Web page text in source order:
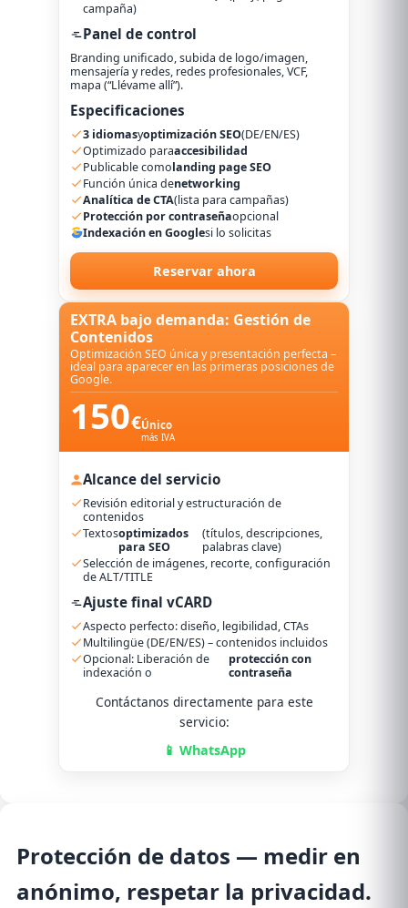
campaña)
Panel de control
Branding unificado, subida de logo/imagen,
mensajería y redes, redes profesionales, VCF,
mapa (“Llévame allí”).
Especificaciones
3 idiomasyoptimización SEO(DE/EN/ES)
Optimizado paraaccesibilidad
Publicable comolanding page SEO
Función única denetworking
Analítica de CTA(lista para campañas)
Protección por contraseñaopcional
Indexación en Googlesi lo solicitas
Reservar ahora
EXTRA bajo demanda: Gestión de
Contenidos
Optimización SEO única y presentación perfecta –
ideal para aparecer en las primeras posiciones de
Google.
150€Único
más IVA
Alcance del servicio
Revisión editorial y estructuración de
contenidos
Textosoptimizados
para SEO
(títulos, descripciones,
palabras clave)
Selección de imágenes, recorte, configuración
de ALT/TITLE
Ajuste final vCARD
Aspecto perfecto: diseño, legibilidad, CTAs
Multilingüe (DE/EN/ES) – contenidos incluidos
Opcional: Liberación de
indexación o
protección con
contraseña
Contáctanos directamente para este
servicio:
📱 WhatsApp
Protección de datos — medir en
anónimo, respetar la privacidad.